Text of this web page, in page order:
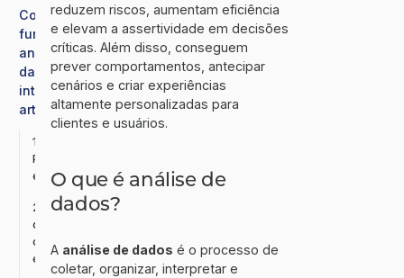
reduzem riscos, aumentam eficiência
e elevam a assertividade em decisões
críticas. Além disso, conseguem
prever comportamentos, antecipar
cenários e criar experiências
altamente personalizadas para
clientes e usuários.
O que é análise de
dados?
A análise de dados é o processo de
coletar, organizar, interpretar e
Como
funciona a
análise de
dados com
inteligência
artificial?
1.
Processamento
e aprendizado
2. Detecção
de riscos e
oportunidades
em tempo real